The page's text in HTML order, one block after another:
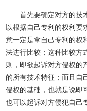
首先要确定对方的技术
以根据自己专利的权利要
意一定是拿自己专利的权
法进行比较；这种比较方
则，即欲起诉对方侵权的
的所有技术特征；而且自
侵权的基础，也就是说即
也可以起诉对方侵犯自己